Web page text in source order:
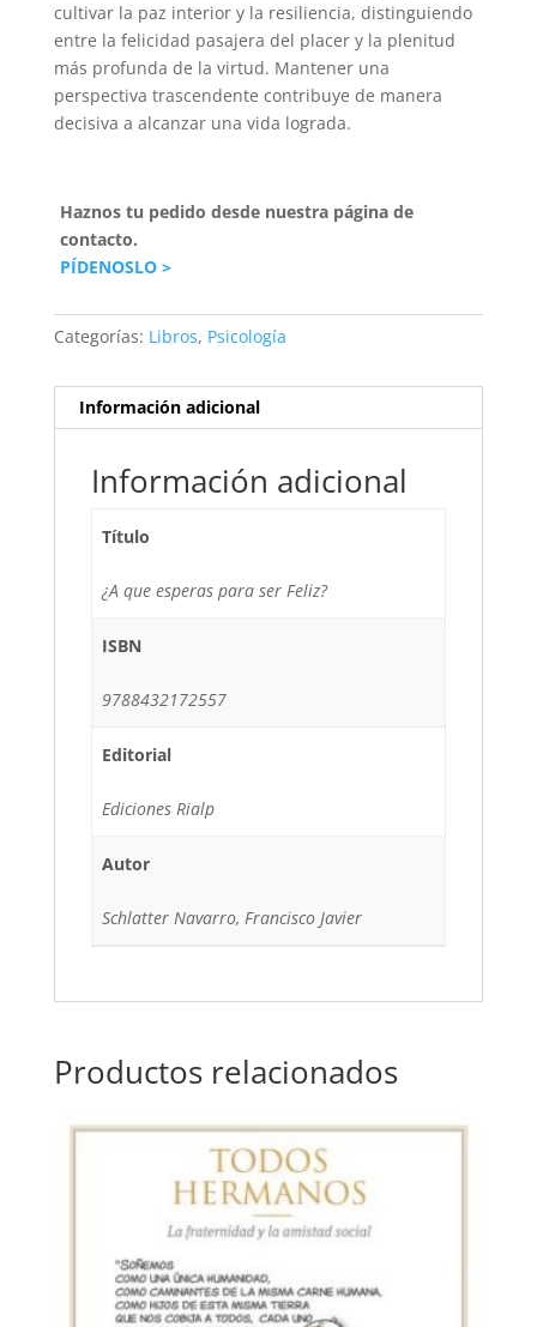
cultivar la paz interior y la resiliencia, distinguiendo
entre la felicidad pasajera del placer y la plenitud
más profunda de la virtud. Mantener una
perspectiva trascendente contribuye de manera
decisiva a alcanzar una vida lograda.
Haznos tu pedido desde nuestra página de
contacto.
PÍDENOSLO >
Categorías: Libros, Psicología
Información adicional
Información adicional
Título
¿A que esperas para ser Feliz?
ISBN
9788432172557
Editorial
Ediciones Rialp
Autor
Schlatter Navarro, Francisco Javier
Productos relacionados